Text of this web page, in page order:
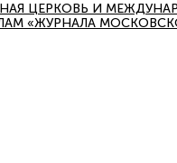
ЦЕРКОВЬ И
«ЖУРНАЛА